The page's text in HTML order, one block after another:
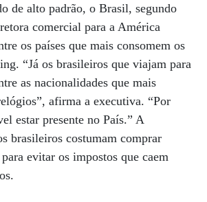
de alto padrão, o Brasil, segundo
comercial para a América
os países que mais consomem os
“Já os brasileiros que viajam para
as nacionalidades que mais
afirma a executiva. “Por
estar presente no País.” A
brasileiros costumam comprar
evitar os impostos que caem